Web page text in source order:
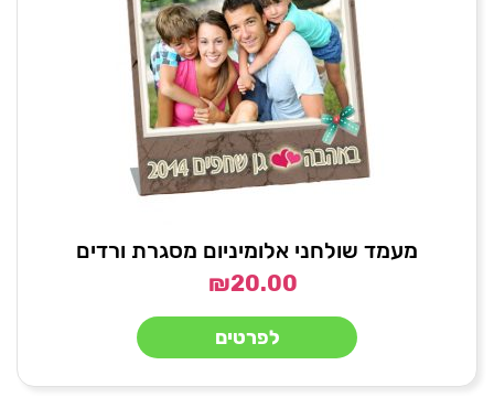
מעמד שולחני אלומיניום מסגרת ורדים
₪20.00
לפרטים